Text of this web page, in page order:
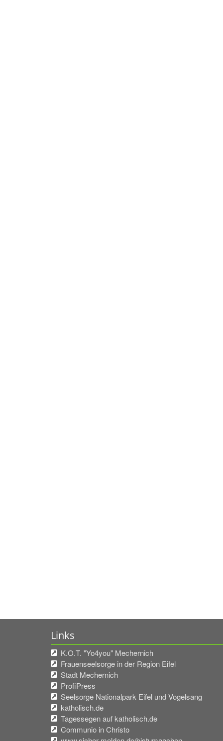
Links
K.O.T. "Yo4you" Mechernich
Frauenseelsorge in der Region Eifel
Stadt Mechernich
ProfiPress
Seelsorge Nationalpark Eifel und Vogelsang
katholisch.de
Tagessegen auf katholisch.de
Communio in Christo